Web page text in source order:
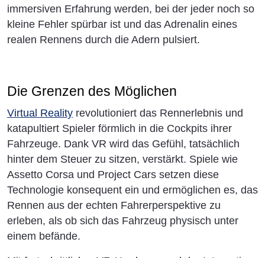
immersiven Erfahrung werden, bei der jeder noch so
kleine Fehler spürbar ist und das Adrenalin eines
realen Rennens durch die Adern pulsiert.
Die Grenzen des Möglichen
Virtual Reality revolutioniert das Rennerlebnis und
katapultiert Spieler förmlich in die Cockpits ihrer
Fahrzeuge. Dank VR wird das Gefühl, tatsächlich
hinter dem Steuer zu sitzen, verstärkt. Spiele wie
Assetto Corsa und Project Cars setzen diese
Technologie konsequent ein und ermöglichen es, das
Rennen aus der echten Fahrerperspektive zu
erleben, als ob sich das Fahrzeug physisch unter
einem befände.